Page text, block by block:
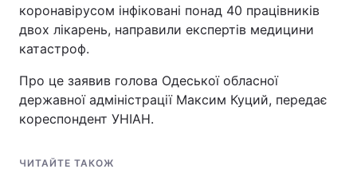
коронавірусом інфіковані понад 40 працівників
двох лікарень, направили експертів медицини
катастроф.
Про це заявив голова Одеської обласної
державної адміністрації Максим Куций, передає
кореспондент УНІАН.
ЧИТАЙТЕ ТАКОЖ